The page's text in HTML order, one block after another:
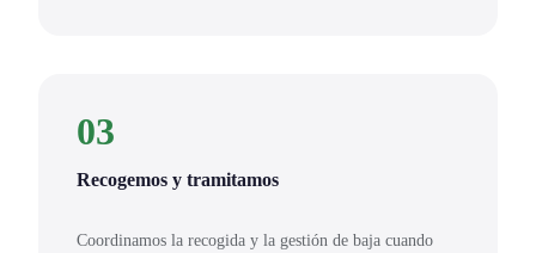
03
Recogemos y tramitamos
Coordinamos la recogida y la gestión de baja cuando